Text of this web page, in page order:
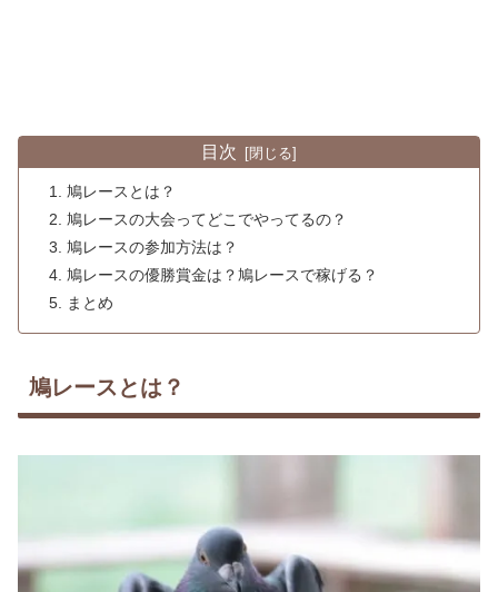
目次
鳩レースとは？
鳩レースの大会ってどこでやってるの？
鳩レースの参加方法は？
鳩レースの優勝賞金は？鳩レースで稼げる？
まとめ
鳩レースとは？